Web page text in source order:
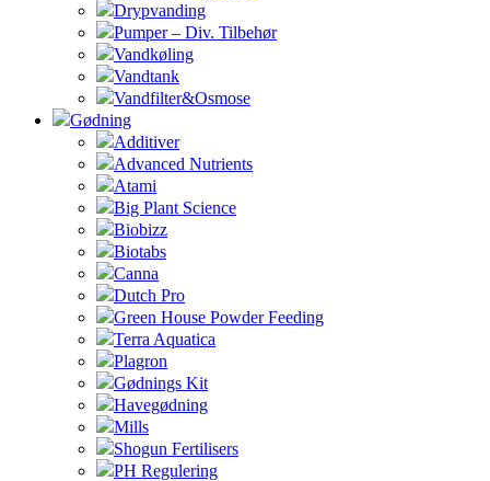
Drypvanding
Pumper – Div. Tilbehør
Vandkøling
Vandtank
Vandfilter&Osmose
Gødning
Additiver
Advanced Nutrients
Atami
Big Plant Science
Biobizz
Biotabs
Canna
Dutch Pro
Green House Powder Feeding
Terra Aquatica
Plagron
Gødnings Kit
Havegødning
Mills
Shogun Fertilisers
PH Regulering